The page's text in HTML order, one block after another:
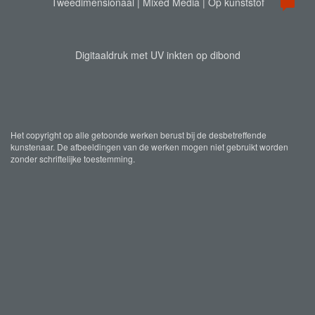
Digitaaldruk met UV inkten op dibond
Het copyright op alle getoonde werken berust bij de desbetreffende
kunstenaar. De afbeeldingen van de werken mogen niet gebruikt worden
zonder schriftelijke toestemming.